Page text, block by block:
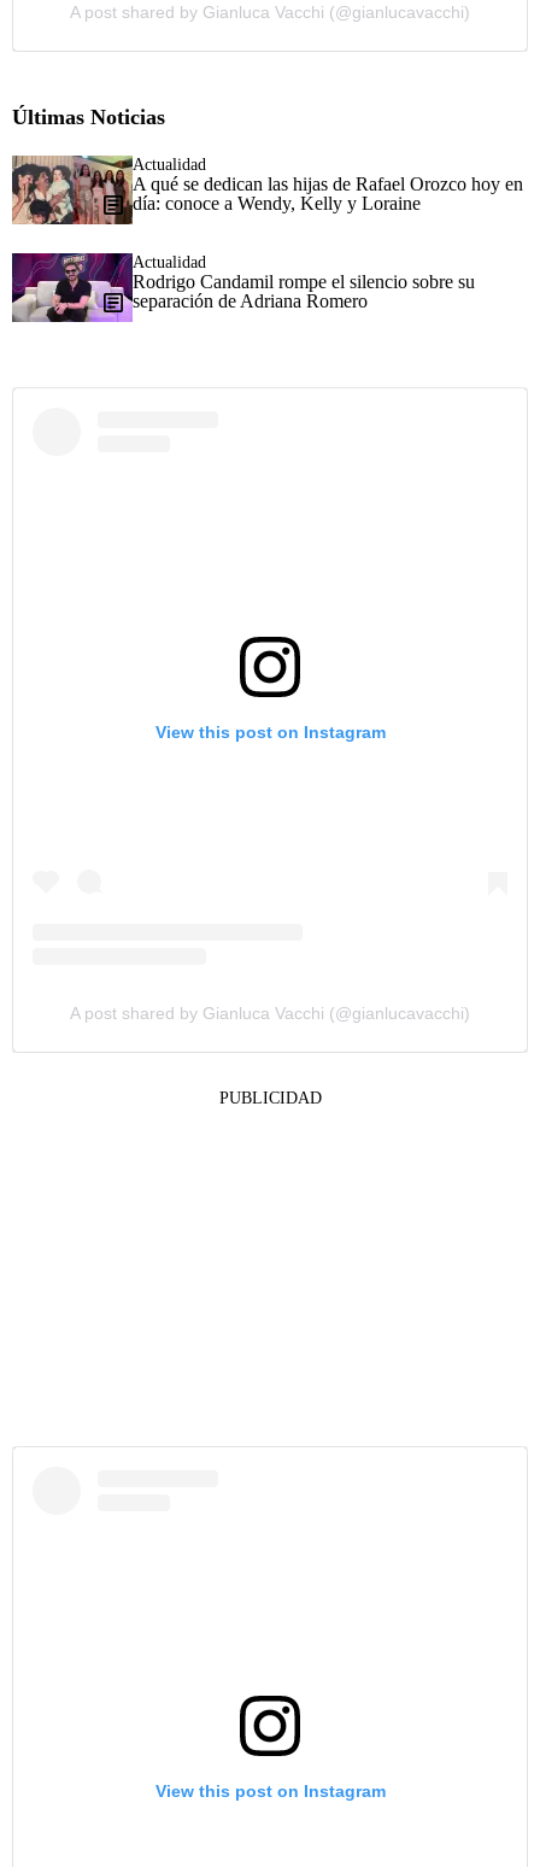
A post shared by Gianluca Vacchi (@gianlucavacchi)
Últimas Noticias
Actualidad
A qué se dedican las hijas de Rafael Orozco hoy en
día: conoce a Wendy, Kelly y Loraine
Actualidad
Rodrigo Candamil rompe el silencio sobre su
separación de Adriana Romero
View this post on Instagram
A post shared by Gianluca Vacchi (@gianlucavacchi)
PUBLICIDAD
View this post on Instagram